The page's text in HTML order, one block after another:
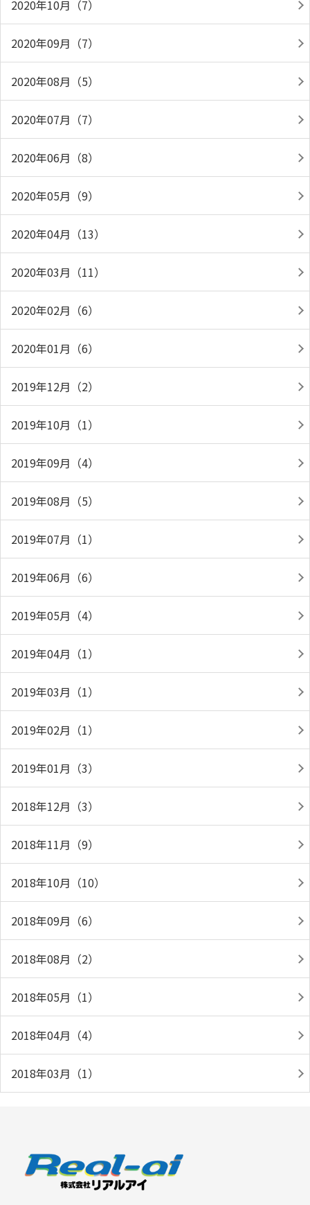
2020年10月（7）
2020年09月（7）
2020年08月（5）
2020年07月（7）
2020年06月（8）
2020年05月（9）
2020年04月（13）
2020年03月（11）
2020年02月（6）
2020年01月（6）
2019年12月（2）
2019年10月（1）
2019年09月（4）
2019年08月（5）
2019年07月（1）
2019年06月（6）
2019年05月（4）
2019年04月（1）
2019年03月（1）
2019年02月（1）
2019年01月（3）
2018年12月（3）
2018年11月（9）
2018年10月（10）
2018年09月（6）
2018年08月（2）
2018年05月（1）
2018年04月（4）
2018年03月（1）